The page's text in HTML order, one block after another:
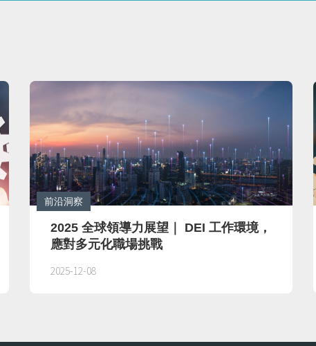
前沿洞察
2025 全球領導力展望｜ DEI 工作環境，
應對多元化職場挑戰
2025-12-08